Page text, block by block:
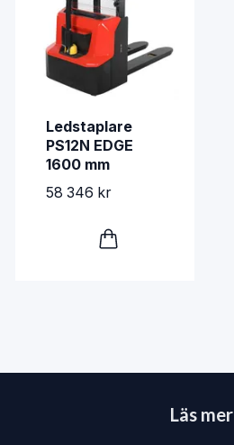
Ledstaplare
PS12N EDGE
1600 mm
58 346 kr
Läs mer